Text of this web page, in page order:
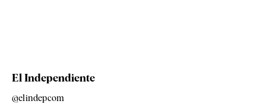
El Independiente
@elindepcom